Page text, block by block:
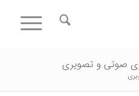
صوتی و تصویری